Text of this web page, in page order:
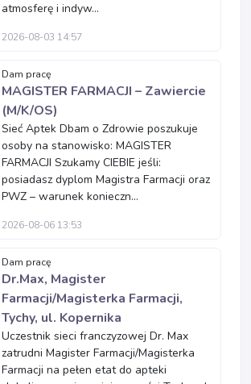
atmosferę i indyw...
2026-08-03 14:57
Dam pracę
MAGISTER FARMACJI – Zawiercie
(M/K/OS)
Sieć Aptek Dbam o Zdrowie poszukuje
osoby na stanowisko: MAGISTER
FARMACJI Szukamy CIEBIE jeśli:
posiadasz dyplom Magistra Farmacji oraz
PWZ – warunek konieczn...
2026-08-06 13:53
Dam pracę
Dr.Max, Magister
Farmacji/Magisterka Farmacji,
Tychy, ul. Kopernika
Uczestnik sieci franczyzowej Dr. Max
zatrudni Magister Farmacji/Magisterka
Farmacji na pełen etat do apteki